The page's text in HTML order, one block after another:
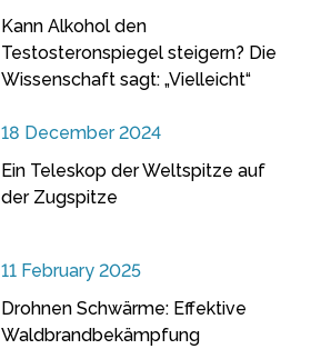
Kann Alkohol den
Testosteronspiegel steigern? Die
Wissenschaft sagt: „Vielleicht“
18 December 2024
Ein Teleskop der Weltspitze auf
der Zugspitze
11 February 2025
Drohnen Schwärme: Effektive
Waldbrandbekämpfung